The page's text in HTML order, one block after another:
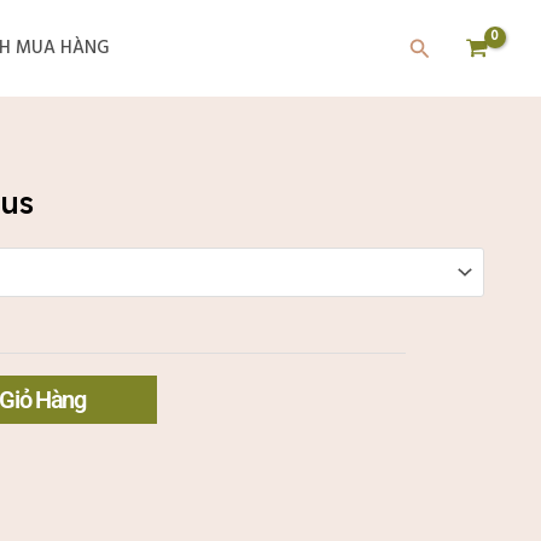
MUA HÀNG
Tìm
Hàng